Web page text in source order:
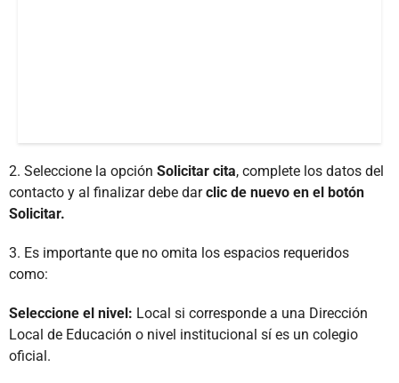
2. Seleccione la opción Solicitar cita, complete los datos del
contacto y al finalizar debe darclic de nuevo en el botón
Solicitar.
3. Es importante que no omita los espacios requeridos
como:
Seleccione el nivel: Local si corresponde a una Dirección
Local de Educación o nivel institucional sí es un colegio
oficial.